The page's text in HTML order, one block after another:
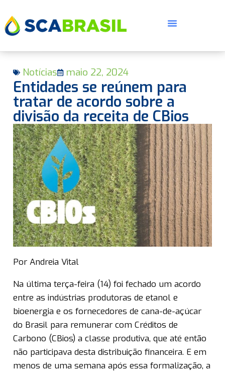
Notícias maio 22, 2024
Entidades se reúnem para
tratar de acordo sobre a
divisão da receita de CBios
Por Andreia Vital
Na última terça-feira (14) foi fechado um acordo
entre as indústrias produtoras de etanol e
bioenergia e os fornecedores de cana-de-açúcar
do Brasil para remunerar com Créditos de
Carbono (CBios) a classe produtiva, que até então
não participava desta distribuição financeira. E em
menos de uma semana após essa formalização, a